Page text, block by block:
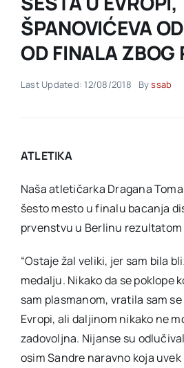
Akti SSAB
Kontakt
ŠPANOVIĆEVA
OD FINALA ZBOG
Last Updated: 12/08/2018 Byssab
ATLETIKA
Naša atletičarka Dragana
šesto mesto u finalu bacanja
prvenstvu u Berlinu rezultatom
“Ostaje žal veliki, jer sam bila
medalju. Nikako da se poklope
sam plasmanom, vratila sam
Evropi, ali daljinom nikako ne
zadovoljna. Nijanse su
osim Sandre naravno koja uvek